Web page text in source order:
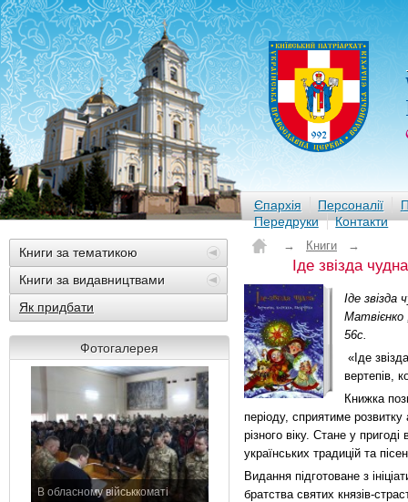
Єпархія Персоналії
Передруки
Контакти
Книги за тематикою
Книги за видавництвами
Як придбати
Фотогалерея
В обласному військкоматі
→ Книги →
Іде звізда
Іде
56с.
«Іде
вертепів,
Книжка
періоду, сприятиме розвитку
різного віку. Стане у
українських традицій та
Видання підготоване з
братства святих князів-